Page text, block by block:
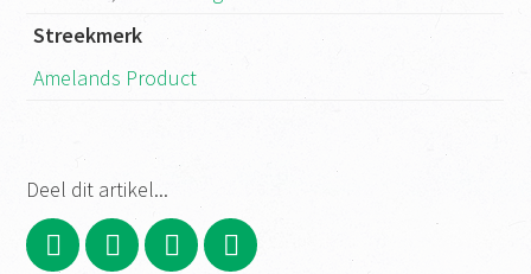
Streekmerk
Amelands Product
Deel dit artikel...